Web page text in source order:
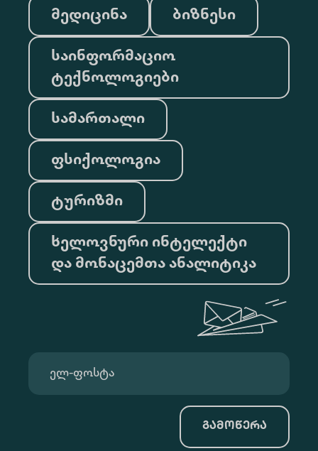
მედიცინა ბიზნესი
საინფორმაციო
ტექნოლოგიები
სამართალი
ფსიქოლოგია
ტურიზმი
ხელოვნური ინტელექტი
და მონაცემთა ანალიტიკა
გამოწერა